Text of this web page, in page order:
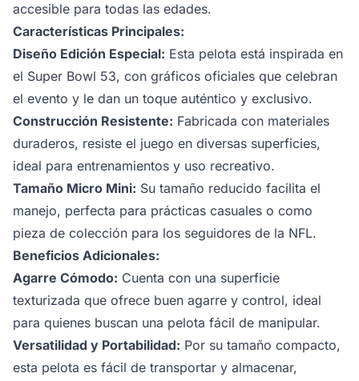
accesible para todas las edades.
Características Principales:
Diseño Edición Especial: Esta pelota está inspirada en
el Super Bowl 53, con gráficos oficiales que celebran
el evento y le dan un toque auténtico y exclusivo.
Construcción Resistente: Fabricada con materiales
duraderos, resiste el juego en diversas superficies,
ideal para entrenamientos y uso recreativo.
Tamaño Micro Mini: Su tamaño reducido facilita el
manejo, perfecta para prácticas casuales o como
pieza de colección para los seguidores de la NFL.
Beneficios Adicionales:
Agarre Cómodo: Cuenta con una superficie
texturizada que ofrece buen agarre y control, ideal
para quienes buscan una pelota fácil de manipular.
Versatilidad y Portabilidad: Por su tamaño compacto,
esta pelota es fácil de transportar y almacenar,